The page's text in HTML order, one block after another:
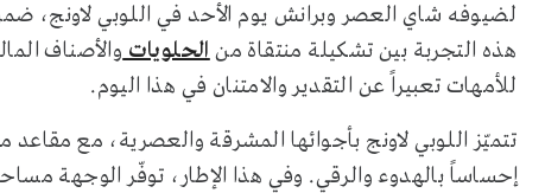
لضيوفه شاي العصر وبرانش يوم الأحد في اللوبي لاونج،
هذه التجربة بين تشكيلة منتقاة منالحلوياتوالأصناف
للأمهات تعبيراً عن التقدير والامتنان في هذا اليوم.
تتميّز اللوبي لاونج بأجوائها المشرقة والعصرية، مع
إحساساً بالهدوء والرقي. وفي هذا الإطار، توفّر الوجهة